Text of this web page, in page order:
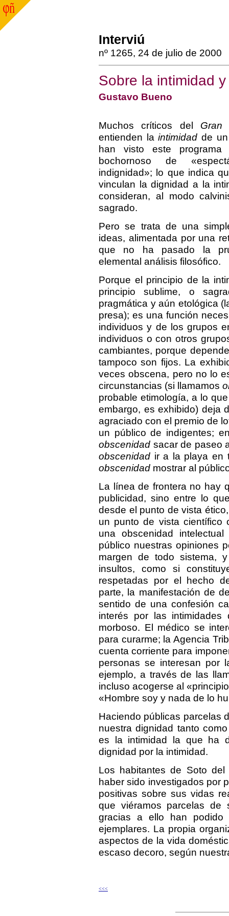
Interviú
nº 1265, 24 de julio de 2000
Sobre la intimidad
Gustavo Bueno
Muchos críticos del Gran
entienden laintimidad de
han visto este programa
bochornoso de
indignidad»; lo que indica
vinculan la dignidad a la
consideran, al modo
sagrado.
Pero se trata de una
ideas, alimentada por una
que no ha pasado la
elemental análisis filosófico.
Porque el principio de la
principio sublime, o
pragmática y aún etológica
presa); es una función
individuos y de los grupos
individuos o con otros
cambiantes, porque
tampoco son fijos. La
veces obscena, pero no lo
circunstancias (si llamamos
probable etimología, a lo
embargo, es exhibido) deja
agraciado con el premio de
un público de indigentes;
obscenidad sacar de paseo
obscenidad ir a la playa en
obscenidad mostrar al
La línea de frontera no hay
publicidad, sino entre lo
desde el punto de vista
un punto de vista científico
una obscenidad
público nuestras opiniones
margen de todo sistema,
insultos, como si
respetadas por el hecho
parte, la manifestación de
sentido de una confesión
interés por las
morboso. El médico se
para curarme; la Agencia
cuenta corriente para
personas se interesan por
ejemplo, a través de las
incluso acogerse al
«Hombre soy y nada de lo
Haciendo públicas parcelas
nuestra dignidad tanto
es la intimidad la que ha
dignidad por la intimidad.
Los habitantes de Soto
haber sido investigados por
positivas sobre sus vidas
que viéramos parcelas de
gracias a ello han podido
ejemplares. La propia
aspectos de la vida
escaso decoro, según
<<<